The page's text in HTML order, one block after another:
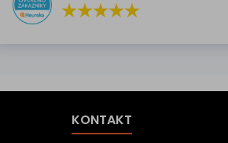
KONTAKT